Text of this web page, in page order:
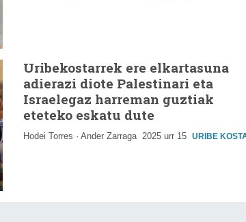
Uribekostarrek ere elkartasuna
adierazi diote Palestinari eta
Israelegaz harreman guztiak
eteteko eskatu dute
Hodei Torres · Ander Zarraga 2025 urr 15 URIBE